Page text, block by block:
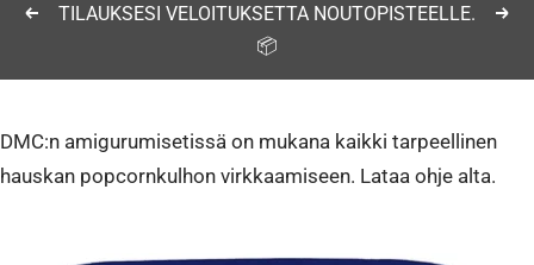
Edellinen
TILAUKSESI VELOITUKSETTA NOUTOPISTEELLE.
📦
DMC:n amigurumisetissä on mukana kaikki tarpeellinen
hauskan popcornkulhon virkkaamiseen. Lataa ohje alta.